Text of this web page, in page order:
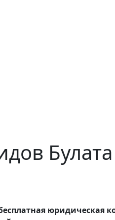
Булата
юридическая